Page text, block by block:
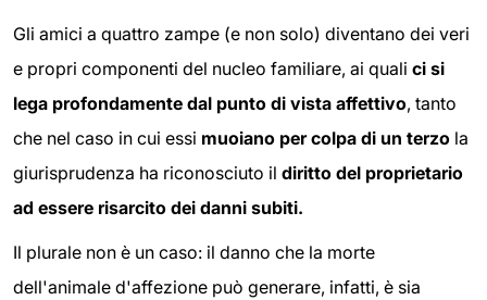
Gli amici a quattro zampe (e non solo) diventano dei veri
e propri componenti del nucleo familiare, ai quali ci si
lega profondamente dal punto di vista affettivo, tanto
che nel caso in cui essi muoiano per colpa di un terzo la
giurisprudenza ha riconosciuto il diritto del proprietario
ad essere risarcito dei danni subiti.
Il plurale non è un caso: il danno che la morte
dell'animale d'affezione può generare, infatti, è sia